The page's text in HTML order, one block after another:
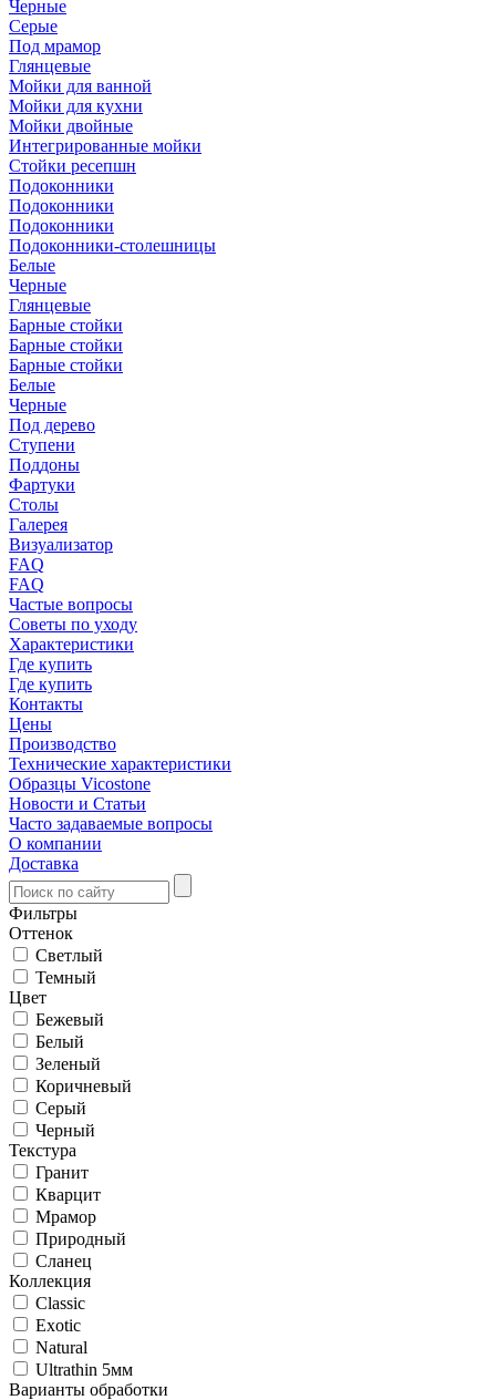
Черные
Серые
Под мрамор
Глянцевые
Мойки для ванной
Мойки для кухни
Мойки двойные
Интегрированные мойки
Стойки ресепшн
Подоконники
Подоконники
Подоконники
Подоконники-столешницы
Белые
Черные
Глянцевые
Барные стойки
Барные стойки
Барные стойки
Белые
Черные
Под дерево
Ступени
Поддоны
Фартуки
Столы
Галерея
Визуализатор
FAQ
FAQ
Частые вопросы
Советы по уходу
Характеристики
Где купить
Где купить
Контакты
Цены
Производство
Технические характеристики
Образцы Vicostone
Новости и Статьи
Часто задаваемые вопросы
О компании
Доставка
Фильтры
Оттенок
Светлый
Темный
Цвет
Бежевый
Белый
Зеленый
Коричневый
Серый
Черный
Текстура
Гранит
Кварцит
Мрамор
Природный
Сланец
Коллекция
Classic
Exotic
Natural
Ultrathin 5мм
Варианты обработки